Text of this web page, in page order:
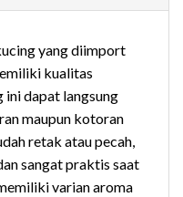
yang diimport
kualitas
dapat langsung
maupun kotoran
retak atau pecah,
sangat praktis saat
varian aroma